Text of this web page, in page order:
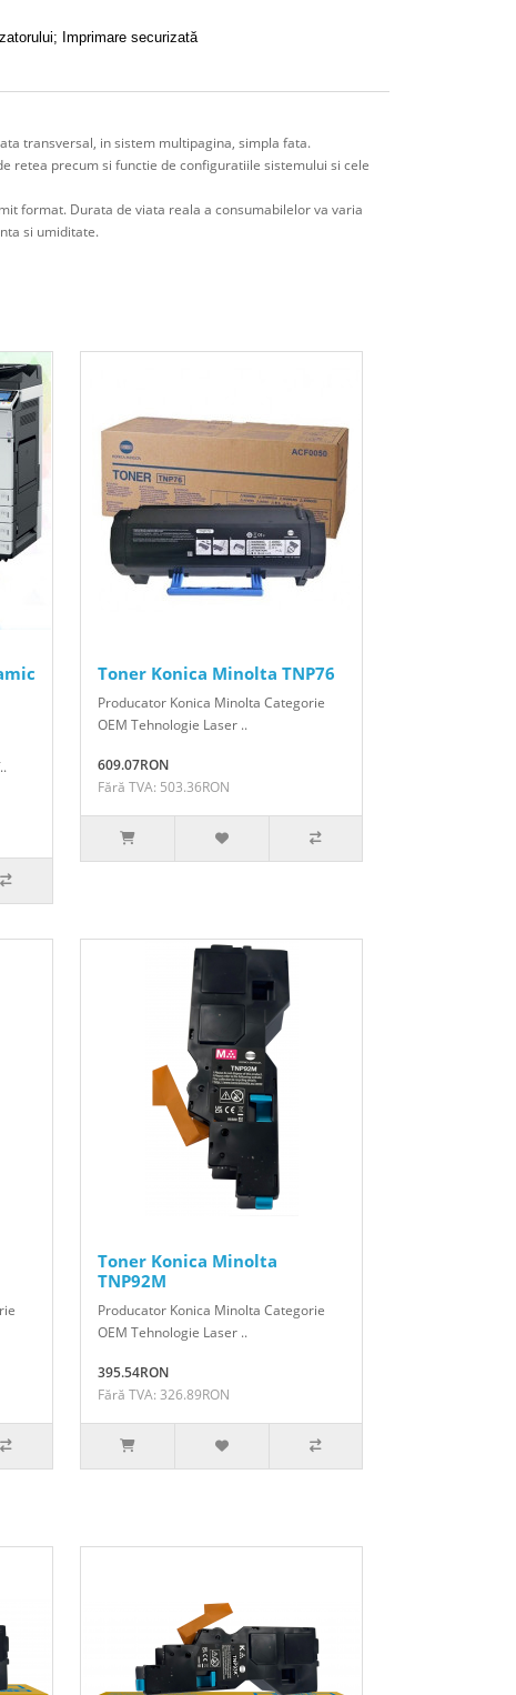
Imprimare securizată
transversal, in sistem multipagina, simpla fata.
retea precum si functie de configuratiile sistemului si cele
format. Durata de viata reala a consumabilelor va varia
si umiditate.
Toner Konica Minolta TNP76
Producator Konica Minolta Categorie
OEM Tehnologie Laser ..
609.07RON
Fără TVA: 503.36RON
Toner Konica Minolta
TNP92M
Producator Konica Minolta Categorie
OEM Tehnologie Laser ..
395.54RON
Fără TVA: 326.89RON